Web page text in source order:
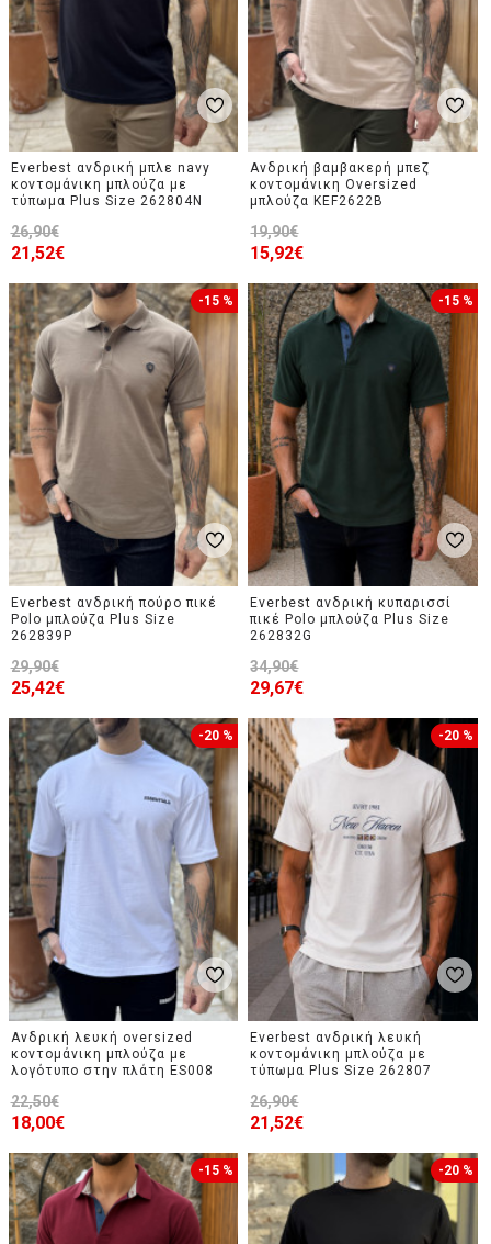
Everbest ανδρική μπλε navy
κοντομάνικη μπλούζα με
τύπωμα Plus Size 262804N
21,52€
26,90€
Ανδρική βαμβακερή μπεζ
κοντομάνικη Oversized
μπλούζα KEF2622B
15,92€
19,90€
-15 %
Everbest ανδρική πούρο πικέ
Polo μπλούζα Plus Size
262839P
25,42€
29,90€
-15 %
Everbest ανδρική κυπαρισσί
πικέ Polo μπλούζα Plus Size
262832G
29,67€
34,90€
-20 %
Ανδρική λευκή oversized
κοντομάνικη μπλούζα με
λογότυπο στην πλάτη ES008
18,00€
22,50€
-20 %
Everbest ανδρική λευκή
κοντομάνικη μπλούζα με
τύπωμα Plus Size 262807
21,52€
26,90€
-15 % -20 %